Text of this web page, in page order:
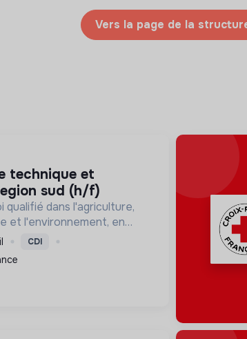
Vers la page de la
sud (h/f)
qualifié dans l'agriculture,
et l'environnement, en
et les
une transition durable et
la nature.
CDI